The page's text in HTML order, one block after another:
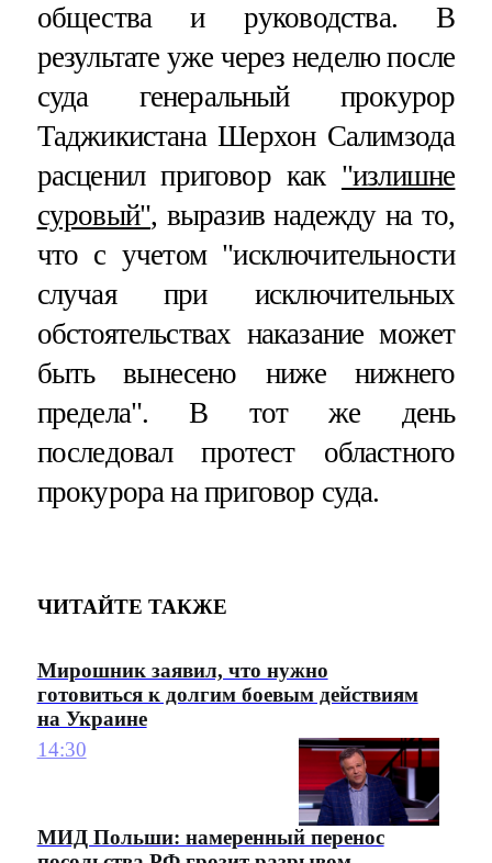
общества и руководства. В
результате уже через неделю после
суда генеральный прокурор
Таджикистана Шерхон Салимзода
расценил приговор как "излишне
суровый", выразив надежду на то,
что с учетом "исключительности
случая при исключительных
обстоятельствах наказание может
быть вынесено ниже нижнего
предела". В тот же день
последовал протест областного
прокурора на приговор суда.
ЧИТАЙТЕ ТАКЖЕ
Мирошник заявил, что нужно
готовиться к долгим боевым действиям
на Украине
14:30
МИД Польши: намеренный перенос